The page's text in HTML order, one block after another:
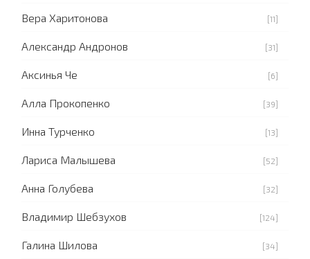
Вера Харитонова [11]
Александр Андронов [31]
Аксинья Че [6]
Алла Прокопенко [39]
Инна Турченко [13]
Лариса Малышева [52]
Анна Голубева [32]
Владимир Шебзухов [124]
Галина Шилова [34]